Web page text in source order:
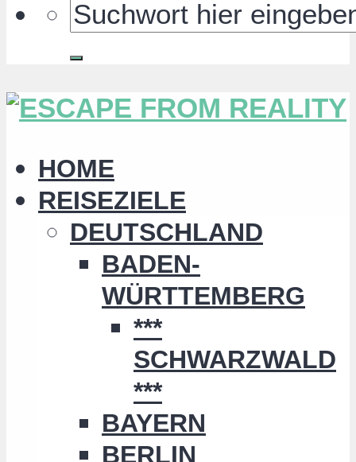
HOME
REISEZIELE
DEUTSCHLAND
BADEN-
WÜRTTEMBERG
***
SCHWARZWALD
***
BAYERN
BERLIN